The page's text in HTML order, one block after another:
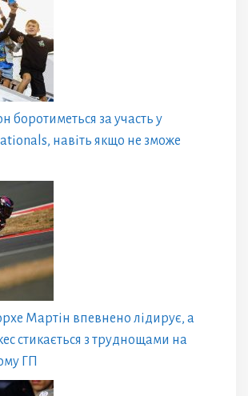
боротиметься за участь у
навіть якщо не зможе
Мартін впевнено лідирує, а
стикається з труднощами на
ГП